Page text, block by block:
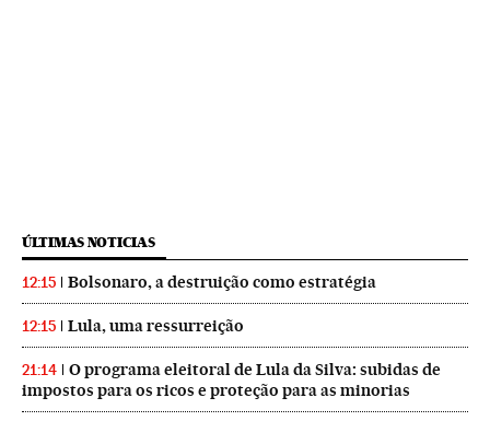
ÚLTIMAS NOTICIAS
12:15 Bolsonaro, a destruição como estratégia
12:15 Lula, uma ressurreição
21:14
O programa eleitoral de Lula da Silva: subidas de
impostos para os ricos e proteção para as minorias